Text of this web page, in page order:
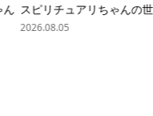
ちゃんの世界星占い ハワイ編